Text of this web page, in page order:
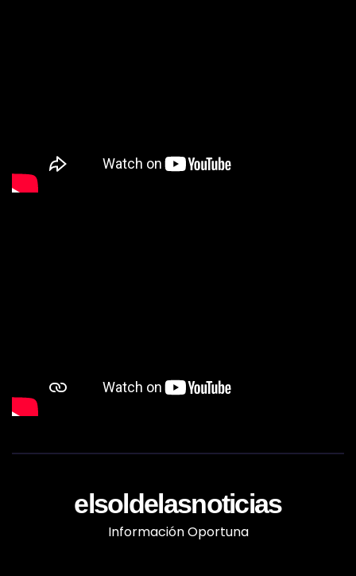
elsoldelasnoticias
Información Oportuna